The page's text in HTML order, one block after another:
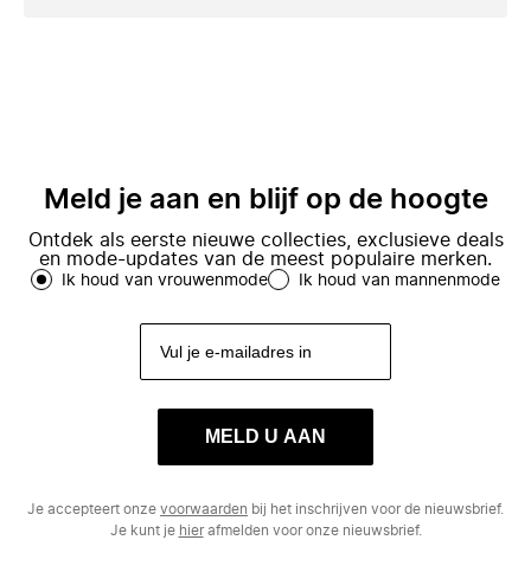
Meld je aan en blijf op de hoogte
Ontdek als eerste nieuwe collecties, exclusieve deals
en mode-updates van de meest populaire merken.
Ik houd van vrouwenmode Ik houd van mannenmode
MELD U AAN
Je accepteert onze voorwaarden bij het inschrijven voor de nieuwsbrief.
Je kunt je hierafmelden voor onze nieuwsbrief.